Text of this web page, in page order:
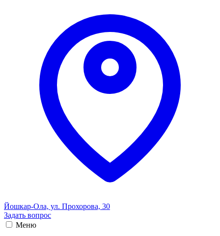
Йошкар-Ола, ул. Прохорова, 30
Задать вопрос
Меню